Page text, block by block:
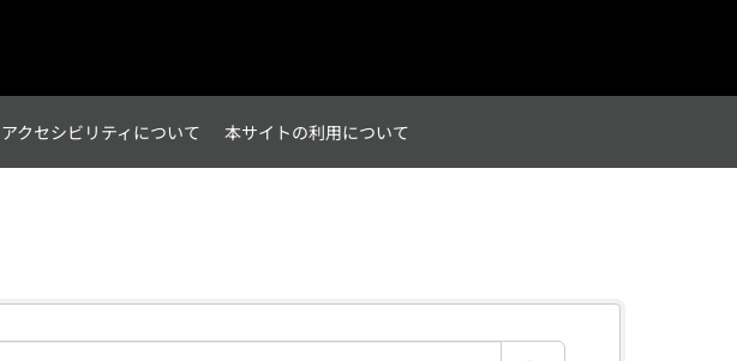
アクセシビリティについて 本サイトの利用について